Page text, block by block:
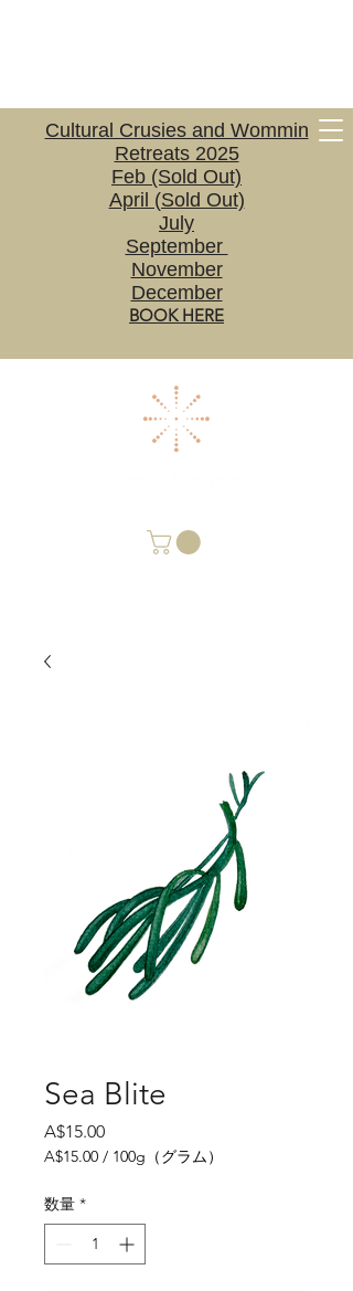
Cultural Crusies and Wommin
Retreats 2025
Feb (Sold Out)
April (Sold Out)
July
September
November
December
BOOK HERE
Sea Blite
A$15.00価
格
A$15.00 / 100g（グラム）
ご
と
A$15.00
数量 *